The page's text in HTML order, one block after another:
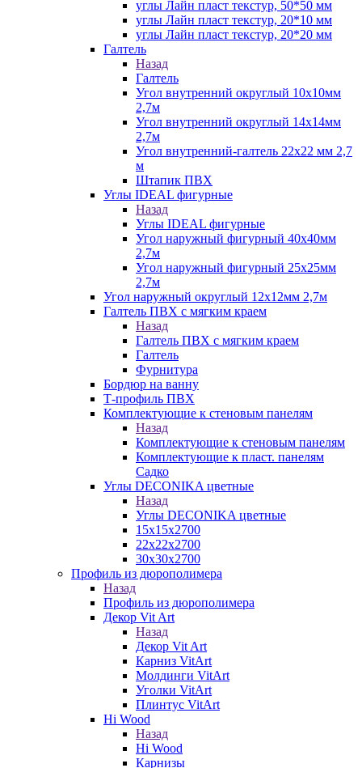
углы Лайн пласт текстур, 50*50 мм
углы Лайн пласт текстур, 20*10 мм
углы Лайн пласт текстур, 20*20 мм
Галтель
Назад
Галтель
Угол внутренний округлый 10х10мм
2,7м
Угол внутренний округлый 14х14мм
2,7м
Угол внутренний-галтель 22х22 мм 2,7
м
Штапик ПВХ
Углы IDEAL фигурные
Назад
Углы IDEAL фигурные
Угол наружный фигурный 40х40мм
2,7м
Угол наружный фигурный 25х25мм
2,7м
Угол наружный округлый 12х12мм 2,7м
Галтель ПВХ с мягким краем
Назад
Галтель ПВХ с мягким краем
Галтель
Фурнитура
Бордюр на ванну
Т-профиль ПВХ
Комплектующие к стеновым панелям
Назад
Комплектующие к стеновым панелям
Комплектующие к пласт. панелям
Садко
Углы DECONIKA цветные
Назад
Углы DECONIKA цветные
15х15х2700
22х22х2700
30х30х2700
Профиль из дюрополимера
Назад
Профиль из дюрополимера
Декор Vit Art
Назад
Декор Vit Art
Карниз VitArt
Молдинги VitArt
Уголки VitArt
Плинтус VitArt
Hi Wood
Назад
Hi Wood
Карнизы